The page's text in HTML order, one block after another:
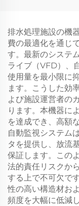
排水処理施設の機
費の最適化を通じ
す。最新のシステ
ライブ（VFD）、
使用量を最小限に
ます。こうした効
よび施設運営者の
ります。本機器に
を達成でき、高額
自動監視システム
タを提供し、放流
保証します。この
法的責任リスクか
する上で不可欠で
性の高い構造材お
頻度を大幅に低減